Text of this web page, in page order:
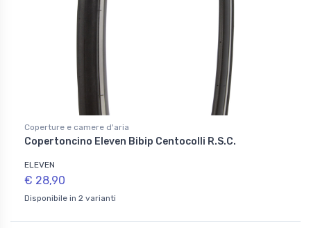
Coperture e camere d'aria
Copertoncino Eleven Bibip Centocolli R.S.C.
ELEVEN
€ 28,90
Disponibile in 2 varianti